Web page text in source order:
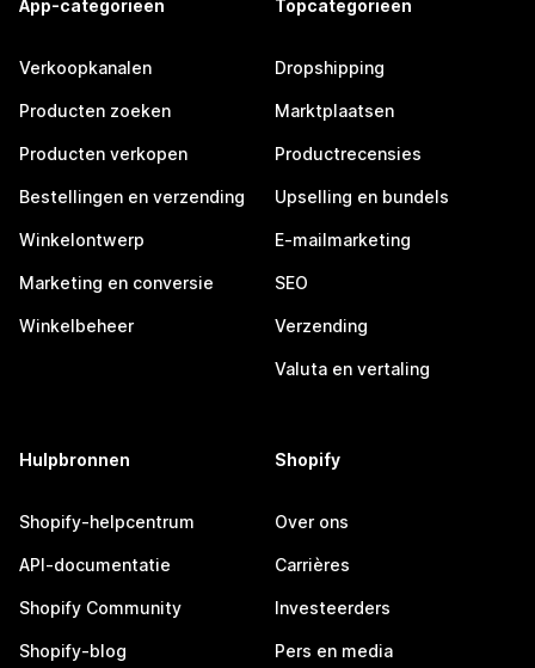
App-categorieën
Verkoopkanalen
Producten zoeken
Producten verkopen
Bestellingen en verzending
Winkelontwerp
Marketing en conversie
Winkelbeheer
Topcategorieën
Dropshipping
Marktplaatsen
Productrecensies
Upselling en bundels
E-mailmarketing
SEO
Verzending
Valuta en vertaling
Hulpbronnen
Shopify-helpcentrum
API-documentatie
Shopify Community
Shopify-blog
Shopify
Over ons
Carrières
Investeerders
Pers en media